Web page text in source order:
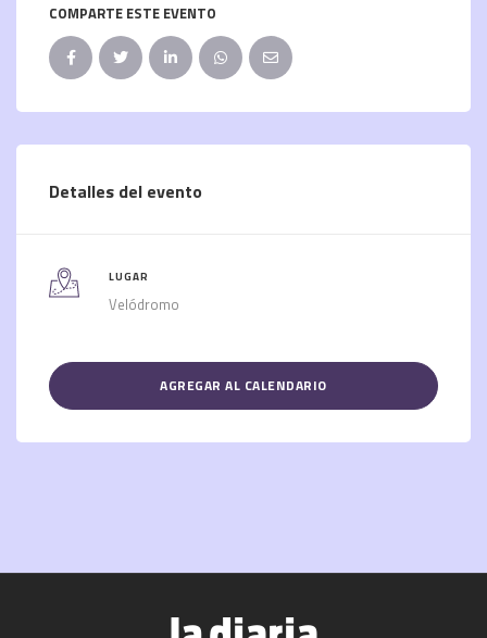
COMPARTE ESTE EVENTO
Detalles del evento
LUGAR
Velódromo
AGREGAR AL CALENDARIO